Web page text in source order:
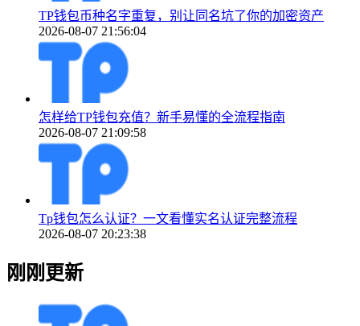
TP钱包币种名字重复，别让同名坑了你的加密资产
2026-08-07 21:56:04
怎样给TP钱包充值？新手易懂的全流程指南
2026-08-07 21:09:58
Tp钱包怎么认证？一文看懂实名认证完整流程
2026-08-07 20:23:38
刚刚更新